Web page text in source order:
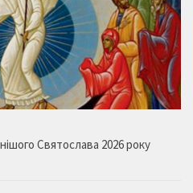
Святослава 2026 року